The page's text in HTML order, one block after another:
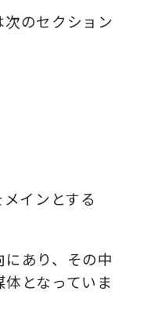
のセクション
インとする
あり、その中
となっていま